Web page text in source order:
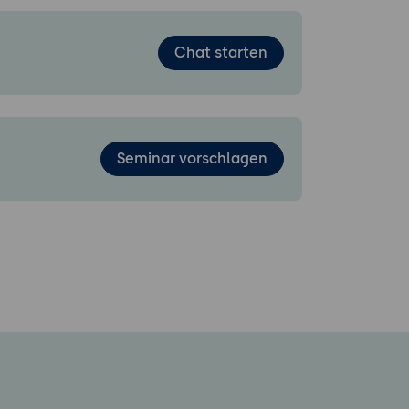
Chat starten
Seminar vorschlagen